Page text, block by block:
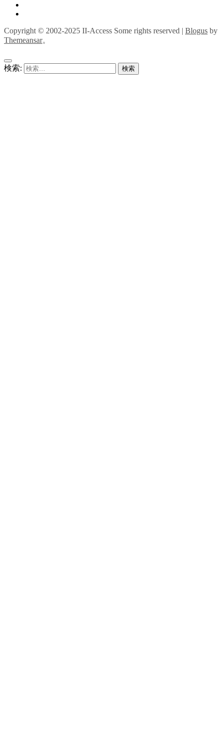
Copyright © 2002-2025 II-Access Some rights reserved | Blogus by
Themeansar。
検索: